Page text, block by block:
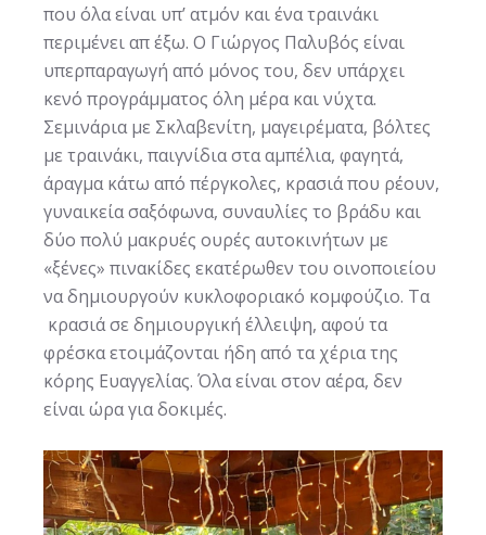
που όλα είναι υπ’ ατμόν και ένα τραινάκι
περιμένει απ έξω. Ο Γιώργος Παλυβός είναι
υπερπαραγωγή από μόνος του, δεν υπάρχει
κενό προγράμματος όλη μέρα και νύχτα.
Σεμινάρια με Σκλαβενίτη, μαγειρέματα, βόλτες
με τραινάκι, παιγνίδια στα αμπέλια, φαγητά,
άραγμα κάτω από πέργκολες, κρασιά που ρέουν,
γυναικεία σαξόφωνα, συναυλίες το βράδυ και
δύο πολύ μακρυές ουρές αυτοκινήτων με
«ξένες» πινακίδες εκατέρωθεν του οινοποιείου
να δημιουργούν κυκλοφοριακό κομφούζιο. Τα
κρασιά σε δημιουργική έλλειψη, αφού τα
φρέσκα ετοιμάζονται ήδη από τα χέρια της
κόρης Ευαγγελίας. Όλα είναι στον αέρα, δεν
είναι ώρα για δοκιμές.